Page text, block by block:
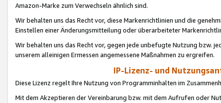
Amazon-Marke zum Verwechseln ähnlich sind.
Wir behalten uns das Recht vor, diese Markenrichtlinien und die
Einstellen einer Änderungsmitteilung oder überarbeiteter
Wir behalten uns das Recht vor, gegen jede unbefugte Nutzung bzw.
unserem alleinigen Ermessen angemessene Maßnahmen zu ergreifen.
IP-Lizenz- und
Diese Lizenz regelt Ihre Nutzung von Programminhalten im
Mit dem Akzeptieren der Vereinbarung bzw. mit dem Aufrufen oder